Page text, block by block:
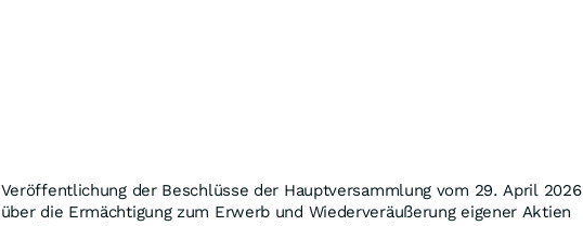
Veröffentlichung der Beschlüsse der Hauptversammlung vom 29. April 2026
über die Ermächtigung zum Erwerb und Wiederveräußerung eigener Aktien